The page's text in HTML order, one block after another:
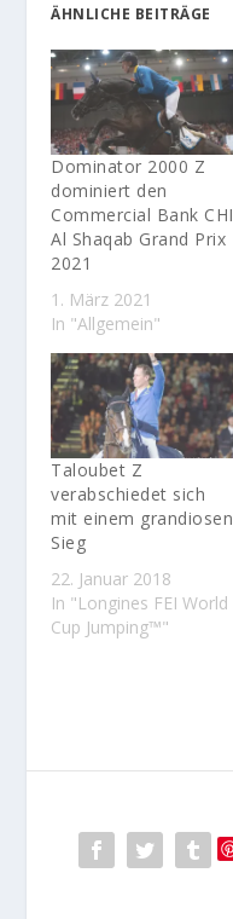
ÄHNLICHE BEITRÄGE
Dominator 2000 Z
dominiert den
Commercial Bank CHI
Al Shaqab Grand Prix
2021
1. März 2021
In "Allgemein"
Taloubet Z
verabschiedet sich
mit einem grandiosen
Sieg
22. Januar 2018
In "Longines FEI World
Cup Jumping™"